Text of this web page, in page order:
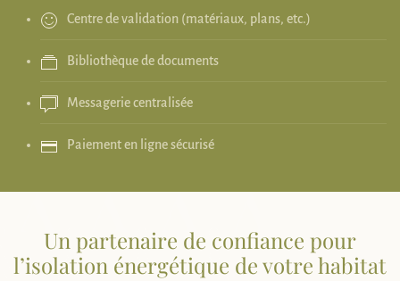
Centre de validation (matériaux, plans, etc.)
Bibliothèque de documents
Messagerie centralisée
Paiement en ligne sécurisé
Un partenaire de confiance pour
l’isolation énergétique de votre habitat